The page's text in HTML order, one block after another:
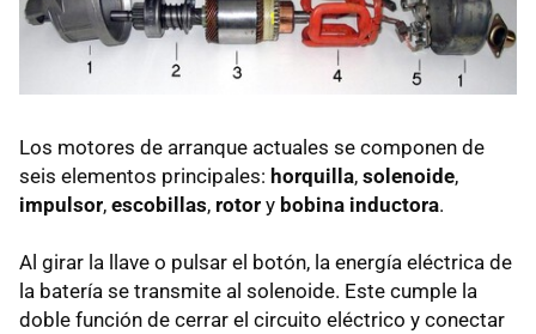
Los motores de arranque actuales se componen de
seis elementos principales: horquilla, solenoide,
impulsor, escobillas, rotor y bobina inductora.
Al girar la llave o pulsar el botón, la energía eléctrica de
la batería se transmite al solenoide. Este cumple la
doble función de cerrar el circuito eléctrico y conectar